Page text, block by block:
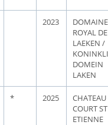
2023
DOMAINE
ROYAL DE
LAEKEN /
DOMEIN
LAKEN
* 2025
CHATEAU
COURT ST
ETIENNE